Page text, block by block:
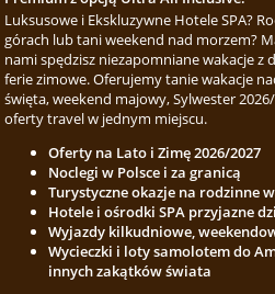
Luksusowe i Ekskluzywne Hotele SPA?
górach lub tani weekend nad morzem?
nami spędzisz niezapomniane wakacje z
ferie zimowe. Oferujemy tanie wakacje
święta, weekend majowy, Sylwester
oferty travel w jednym miejscu.
Oferty na Lato i Zimę 2026/2027
Noclegi w Polsce i za granicą
Turystyczne okazje na rodzinne
Hotele i ośrodki SPA przyjazne
Wyjazdy kilkudniowe,
Wycieczki i loty samolotem do
innych zakątków świata